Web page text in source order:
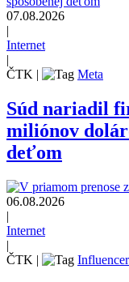
07.08.2026
|
Internet
|
ČTK | Meta
Súd nariadil
miliónov
deťom
06.08.2026
|
Internet
|
ČTK | Influencer